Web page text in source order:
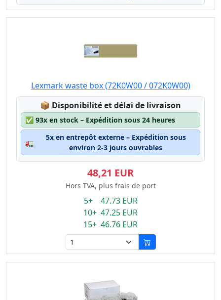
Lexmark waste box (72K0W00 / 072K0W00)
📦 Lagerstatus:
Disponibilité et délai de livraison
✅ 93x en stock – Expédition sous 24 heures
🚛
5x en entrepôt externe – Expédition sous
environ 2-3 jours ouvrables
48,21 EUR
Hors TVA, plus frais de port
5+ 47.73 EUR
10+ 47.25 EUR
15+ 46.76 EUR